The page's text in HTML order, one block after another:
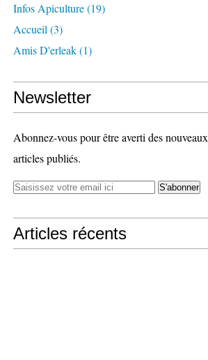
Infos Apiculture(19)
Accueil (3)
Amis D'erleak(1)
Newsletter
Abonnez-vous pour être averti des nouveaux
articles publiés.
Articles récents